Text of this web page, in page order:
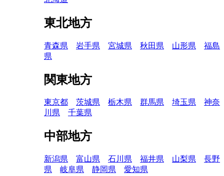
東北地方
青森県 岩手県 宮城県 秋田県 山形県
福島
県
関東地方
東京都 茨城県 栃木県 群馬県 埼玉県
神奈
川県
千葉県
中部地方
新潟県 富山県 石川県 福井県 山梨県
長野
県
岐阜県 静岡県 愛知県